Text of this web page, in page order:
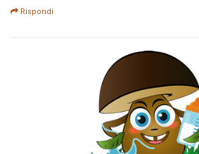
Rispondi